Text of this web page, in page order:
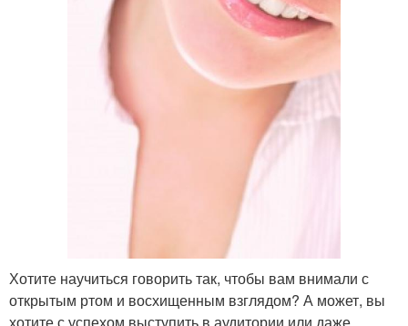
Хотите научиться говорить так, чтобы вам внимали с
открытым ртом и восхищенным взглядом? А может, вы